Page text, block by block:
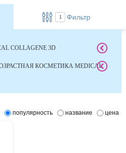
1 Фильтр
COLLAGENE 3D
КОСМЕТИКА MEDICAL
популярность название цена